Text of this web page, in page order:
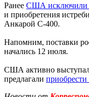
Ранее США исключили
и приобретения
Анкарой С-400.
Напомним, поставки
начались 12 июля.
США активно
предлагали